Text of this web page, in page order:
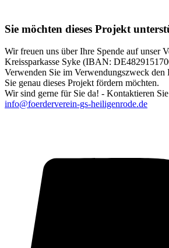
Sie möchten dieses Projekt
Wir freuen uns über Ihre Spende auf unser
Kreissparkasse Syke (IBAN:
Verwenden Sie im Verwendungszweck den
Sie genau dieses Projekt fördern möchten.
Wir sind gerne für Sie da! - Kontaktieren
info@foerderverein-gs-heiligenrode.de